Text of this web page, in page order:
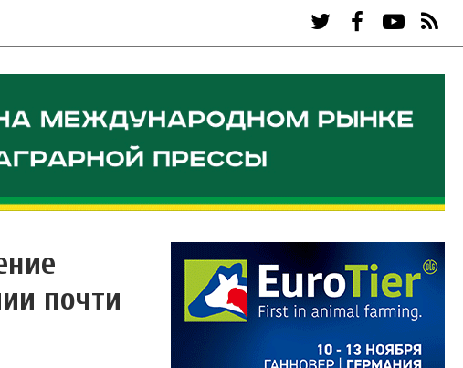
почти